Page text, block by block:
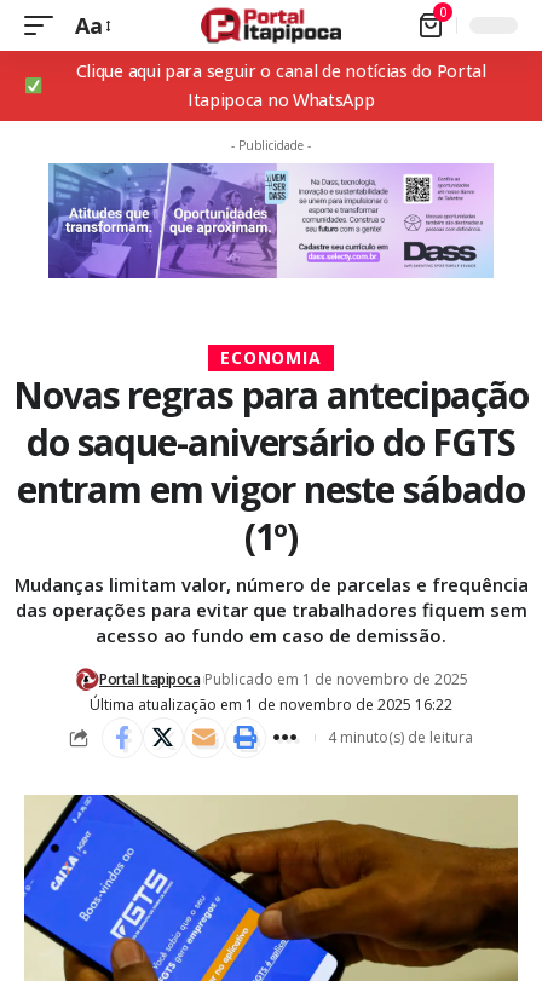
Aa 0
Clique aqui para seguir o canal de notícias do Portal
Itapipoca no WhatsApp
- Publicidade -
ECONOMIA
Novas regras para antecipação
do saque-aniversário do FGTS
entram em vigor neste sábado
(1º)
Mudanças limitam valor, número de parcelas e frequência
das operações para evitar que trabalhadores fiquem sem
acesso ao fundo em caso de demissão.
Última atualização em 1 de novembro de 2025 16:22
Portal Itapipoca Publicado em 1 de novembro de 2025
4 minuto(s) de leitura